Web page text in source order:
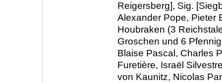
Reigersberg], Sig.
Alexander Pope, Pieter
Houbraken (3
Groschen und 6
Blaise Pascal, Charles
Furetière, Israël
von Kaunitz, Nicolas